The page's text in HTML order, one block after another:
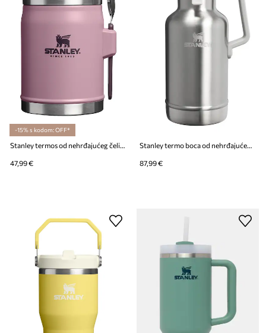
-15% s kodom: OFF*
47,99 € 87,99 €